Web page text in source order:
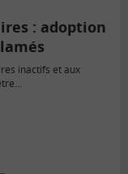
: adoption
inactifs et aux